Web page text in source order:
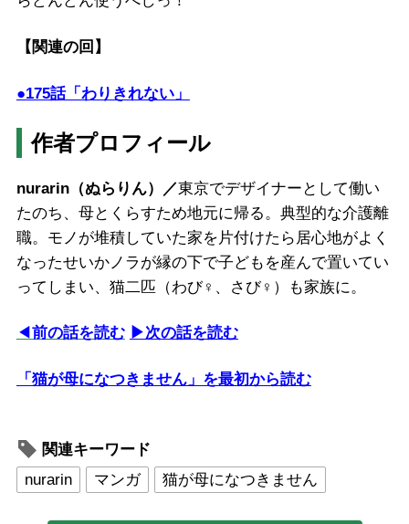
【関連の回】
●175話「わりきれない」
作者プロフィール
nurarin（ぬらりん）／東京でデザイナーとして働い
たのち、母とくらすため地元に帰る。典型的な介護離
職。モノが堆積していた家を片付けたら居心地がよく
なったせいかノラが縁の下で子どもを産んで置いてい
ってしまい、猫二匹（わび♀、さび♀）も家族に。
◀ 前の話を読む ▶次の話を読む
「猫が母になつきません」を最初から読む
関連キーワード
nurarin
マンガ 猫が母になつきません